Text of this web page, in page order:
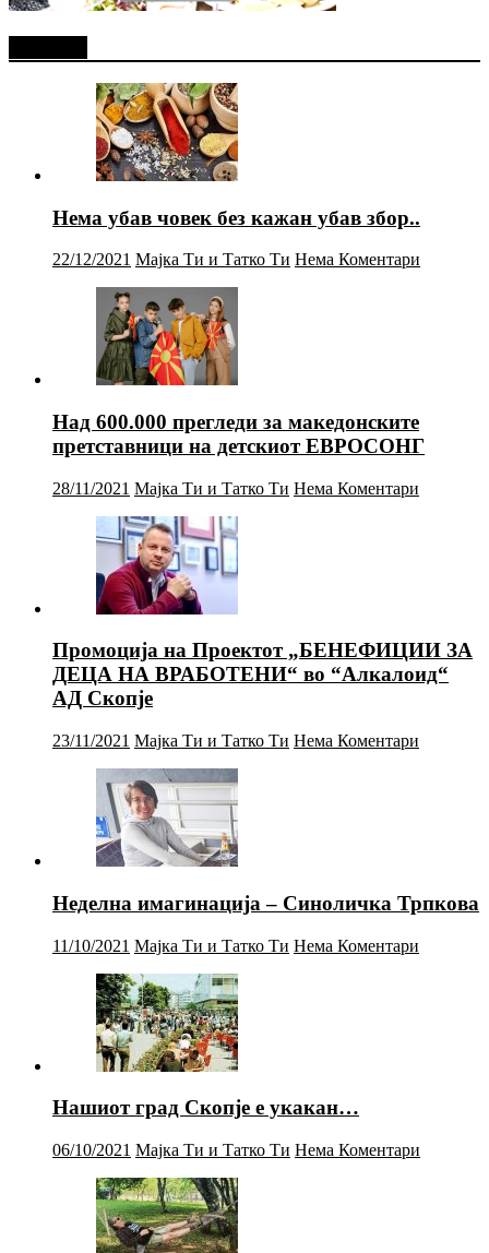
Нема убав човек без кажан убав збор..
22/12/2021 Мајка Ти и Татко Ти Нема Коментари
Над 600.000 прегледи за македонските
претставници на детскиот ЕВРОСОНГ
28/11/2021 Мајка Ти и Татко Ти Нема Коментари
Промоција на Проектот „БЕНЕФИЦИИ ЗА
ДЕЦА НА ВРАБОТЕНИ“ во “Алкалоид“
АД Скопје
23/11/2021 Мајка Ти и Татко Ти Нема Коментари
Неделна имагинација – Синоличка Трпкова
11/10/2021 Мајка Ти и Татко Ти Нема Коментари
Нашиот град Скопје е укакан…
06/10/2021 Мајка Ти и Татко Ти Нема Коментари